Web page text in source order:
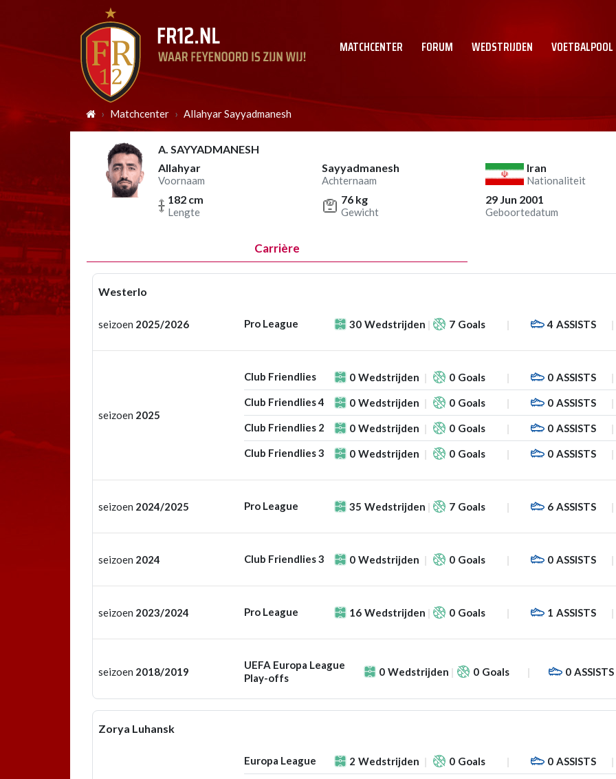
MATCHCENTER FORUM WEDSTRIJDEN VOETBALPOOL
Matchcenter Allahyar Sayyadmanesh
A. SAYYADMANESH
Allahyar
Voornaam
Sayyadmanesh
Achternaam
Iran
Nationaliteit
182 cm
Lengte
76 kg
Gewicht
29 Jun 2001
Geboortedatum
Carrière
Westerlo
seizoen 2025/2026 Pro League 30 Wedstrijden 7 Goals 4 ASSISTS
seizoen 2025
Club Friendlies 0 Wedstrijden 0 Goals 0 ASSISTS
Club Friendlies 4 0 Wedstrijden 0 Goals 0 ASSISTS
Club Friendlies 2 0 Wedstrijden 0 Goals 0 ASSISTS
Club Friendlies 3 0 Wedstrijden 0 Goals 0 ASSISTS
seizoen 2024/2025 Pro League 35 Wedstrijden 7 Goals 6 ASSISTS
seizoen 2024 Club Friendlies 3 0 Wedstrijden 0 Goals 0 ASSISTS
seizoen 2023/2024 Pro League 16 Wedstrijden 0 Goals 1 ASSISTS
seizoen 2018/2019
UEFA Europa League
Play-offs
0 Wedstrijden 0 Goals 0 ASSISTS
Zorya Luhansk
Europa League 2 Wedstrijden 0 Goals 0 ASSISTS